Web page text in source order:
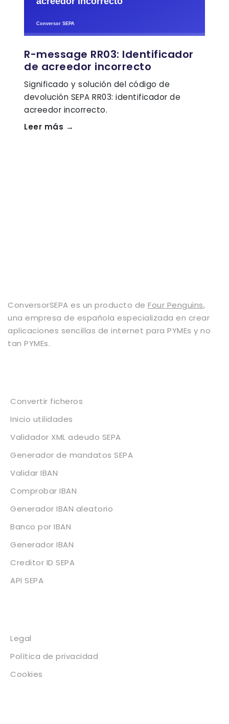
R-message RR03: Identificador
de acreedor incorrecto
Significado y solución del código de
devolución SEPA RR03: identificador de
acreedor incorrecto.
Leer más →
ConversorSEPA es un producto de Four Penguins,
una empresa de española especializada en crear
aplicaciones sencillas de internet para PYMEs y no
tan PYMEs.
Convertir ficheros
Inicio utilidades
Validador XML adeudo SEPA
Generador de mandatos SEPA
Validar IBAN
Comprobar IBAN
Generador IBAN aleatorio
Banco por IBAN
Generador IBAN
Creditor ID SEPA
API SEPA
Legal
Política de privacidad
Cookies